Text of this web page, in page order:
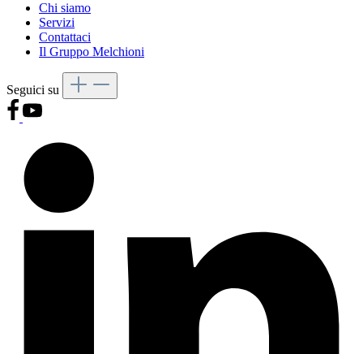
Chi siamo
Servizi
Contattaci
Il Gruppo Melchioni
Seguici su